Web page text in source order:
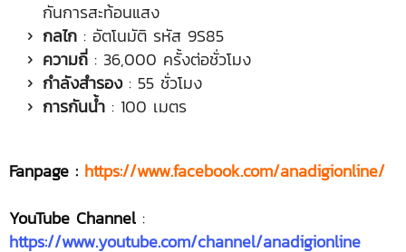
กันการสะท้อนแสง
กลไก : อัตโนมัติ รหัส 9S85
ความถี่ : 36,000 ครั้งต่อชั่วโมง
กำลังสำรอง: 55 ชั่วโมง
การกันน้ำ : 100 เมตร
Fanpage : https://www.facebook.com/anadigionline/
YouTube Channel :
https://www.youtube.com/channel/anadigionline